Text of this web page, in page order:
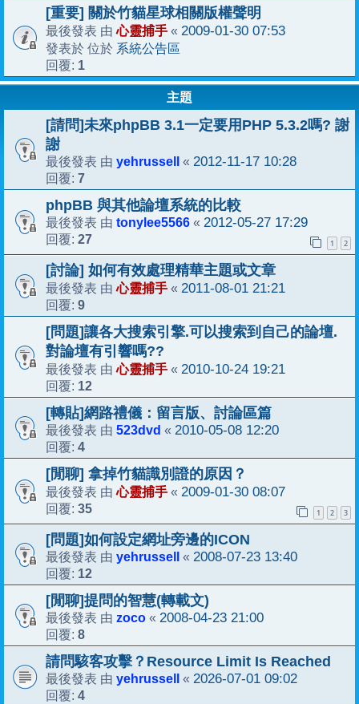
[重要] 關於竹貓星球相關版權聲明
最後發表 由心靈捕手 « 2009-01-30 07:53
發表於 位於 系統公告區
回覆: 1
主題
[請問]未來phpBB 3.1一定要用PHP 5.3.2嗎? 謝
謝
最後發表 由 yehrussell « 2012-11-17 10:28
回覆: 7
phpBB 與其他論壇系統的比較
最後發表 由 tonylee5566 « 2012-05-27 17:29
回覆: 27 1 2
[討論] 如何有效處理精華主題或文章
最後發表 由心靈捕手 « 2011-08-01 21:21
回覆: 9
[問題]讓各大搜索引擎.可以搜索到自己的論壇.
對論壇有引響嗎??
最後發表 由心靈捕手 « 2010-10-24 19:21
回覆: 12
[轉貼]網路禮儀：留言版、討論區篇
最後發表 由 523dvd « 2010-05-08 12:20
回覆: 4
[閒聊] 拿掉竹貓識別證的原因？
最後發表 由心靈捕手 « 2009-01-30 08:07
回覆: 35 1 2 3
[問題]如何設定網址旁邊的ICON
最後發表 由 yehrussell « 2008-07-23 13:40
回覆: 12
[閒聊]提問的智慧(轉載文)
最後發表 由 zoco « 2008-04-23 21:00
回覆: 8
請問駭客攻擊？Resource Limit Is Reached
最後發表 由 yehrussell « 2026-07-01 09:02
回覆: 4